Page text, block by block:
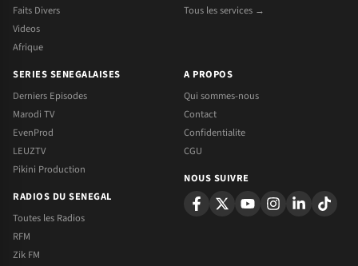
Faits Divers
Videos
Afrique
Tous les services →
SERIES SENEGALAISES
Derniers Episodes
Marodi TV
EvenProd
LEUZTV
Pikini Production
RADIOS DU SENEGAL
Toutes les Radios
RFM
Zik FM
A PROPOS
Qui sommes-nous
Contact
Confidentialite
CGU
NOUS SUIVRE